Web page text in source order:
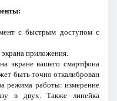
с быстрым доступом с
приложения.
экране вашего смартфона
быть точно откалиброван
режима работы: измерение
в двух. Также линейка